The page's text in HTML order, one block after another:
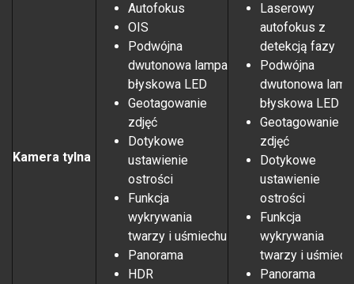
Kamera tylna
Autofokus
OIS
Podwójna
dwutonowa lampa
błyskowa LED
Geotagowanie
zdjęć
Dotykowe
ustawienie
ostrości
Funkcja
wykrywania
twarzy i uśmiechu
Panorama
HDR
Laserowy
autofokus z
detekcją fazy
Podwójna
dwutonowa
błyskowa LED
Geotagowanie
zdjęć
Dotykowe
ustawienie
ostrości
Funkcja
wykrywania
twarzy i
Panorama